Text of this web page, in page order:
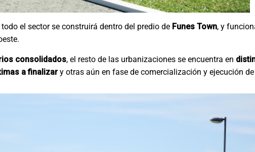
el sector se construirá dentro del predio de Funes Town, y
consolidados, el resto de las urbanizaciones se encuentra en
a finalizary otras aún en fase de comercialización y ejecución